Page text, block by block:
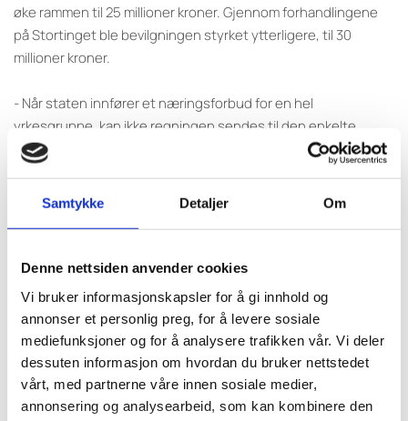
Samtykke Detaljer Om
Denne nettsiden anvender cookies
Vi bruker informasjonskapsler for å gi innhold og
annonser et personlig preg, for å levere sosiale
mediefunksjoner og for å analysere trafikken vår. Vi deler
dessuten informasjon om hvordan du bruker nettstedet
vårt, med partnerne våre innen sosiale medier,
annonsering og analysearbeid, som kan kombinere den
øke rammen til 25 millioner kroner. Gjennom forhandlingene
på Stortinget ble bevilgningen styrket ytterligere, til 30
millioner kroner.
- Når staten innfører et næringsforbud for en hel
yrkesgruppe, kan ikke regningen sendes til den enkelte
fisker. Vi har vært tydelige overfor partiene på at den
tilskuddet i tillegg er skattepliktig. At bevilgningen nå er
doblet, viser at arbeidet vi har lagt ned overfor partiene har
Kystfiskarlag.
Hun understreker at organisasjonen har stått i jevnlig kontakt
med politikere og stortingsrepresentanter underveis i
budsjettarbeidet.
- Dette er en viktig seier, men saken er ikke avsluttet. Ennå er